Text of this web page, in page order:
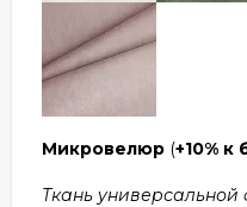
Микровелюр (+10% к
Ткань универсальной